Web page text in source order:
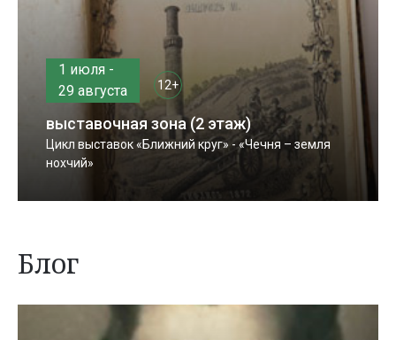
1 июля -
29 августа
12+
выставочная зона (2 этаж)
Цикл выставок «Ближний круг» - «Чечня – земля
нохчий»
Блог